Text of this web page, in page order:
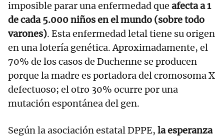
imposible parar una enfermedad que afecta a 1
de cada 5.000 niños en el mundo (sobre todo
varones). Esta enfermedad letal tiene su origen
en una lotería genética. Aproximadamente, el
70% de los casos de Duchenne se producen
porque la madre es portadora del cromosoma X
defectuoso; el otro 30% ocurre por una
mutación espontánea del gen.
Según la asociación estatal DPPE, la esperanza